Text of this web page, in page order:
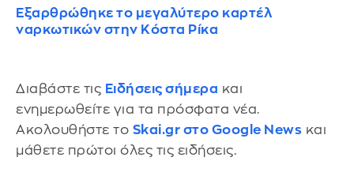
Εξαρθρώθηκε το μεγαλύτερο καρτέλ
ναρκωτικών στην Κόστα Ρίκα
Διαβάστε τις Ειδήσεις σήμερα και
ενημερωθείτε για τα πρόσφατα νέα.
Ακολουθήστε το Skai.gr στο Google News και
μάθετε πρώτοι όλες τις ειδήσεις.